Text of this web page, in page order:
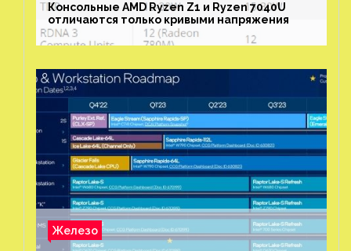
Консольные AMD Ryzen Z1 и Ryzen 7040U
отличаются только кривыми напряжения
Железо